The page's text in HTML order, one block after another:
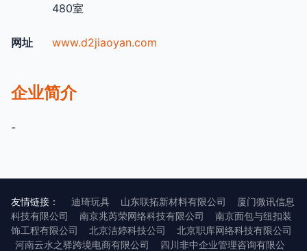
480室
网址 www.d2jiaoyan.com
企业简介
-
友情链接： 迪琦玩具 山东联拓新材料有限公司
厦门微讯信息
科技有限公司
南京兆芮荣网络科技有限公司
南京面包与纽扣装
饰工程有限公司
北京洁婷科技公司
北京职库网络科技有限公司
河南云水之驿跨境电商有限公司
四川非中企业管理咨询有限公